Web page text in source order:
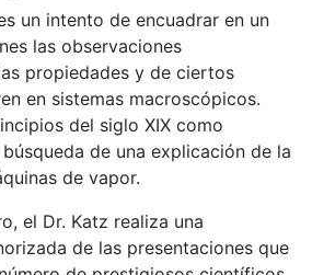
un intento de encuadrar en un
las observaciones
propiedades y de ciertos
en sistemas macroscópicos.
del siglo XIX como
de una explicación de la
de vapor.
el Dr. Katz realiza una
de las presentaciones que